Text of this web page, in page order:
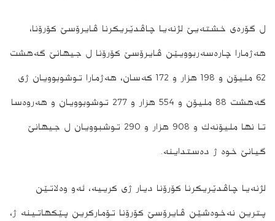
ل گۆره‌ی خشته‌یێ لژنه‌یا چاڤدێریكرنا ڤایرۆسێ كۆرۆنا،
هه‌ژمارا چاره‌سه‌ربوویێن ڤایرۆسێ كۆرۆنا ل جیهانێ گه‌هشت
62 ملیۆن و 198 هزار و 172 كه‌سان، هه‌ژمارا توشوبوویان ژی
گه‌هشت 88 ملیۆن و 554 هزار و 277 توشوبوویان و هه‌روه‌سا
تا نها ملیۆنه‌ك و 908 هزار و 290 توشبوویان ل جیهانێ
گیانێ خوه‌ ژ ده‌ستداینه‌.
لژنه‌یا چاڤدێریكرنا كۆرۆنا دیار ژی كرییه‌، ئه‌و وه‌لاتێن
پترین نه‌خوه‌شێن ڤایرۆسێ كۆرۆنا تۆماركرین پێكهاتینه‌ ژ،